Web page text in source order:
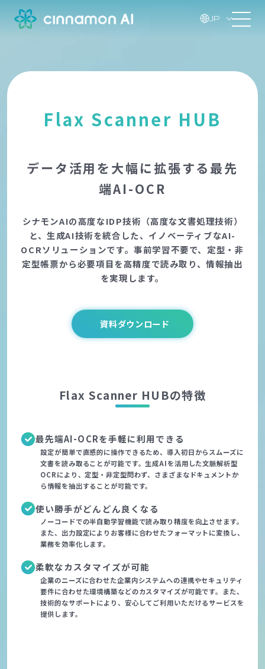
JP
Flax Scanner HUB
データ活用を大幅に拡張する最先
端AI-OCR
シナモンAIの高度なIDP技術（高度な文書処理技術）
と、生成AI技術を統合した、イノベーティブなAI-
OCRソリューションです。事前学習不要で、定型・非
定型帳票から必要項目を高精度で読み取り、情報抽出
を実現します。
資料ダウンロード
Flax Scanner HUBの特徴
最先端AI-OCRを手軽に利用できる
設定が簡単で直感的に操作できるため、導入初日からスムーズに
文書を読み取ることが可能です。生成AIを活用した文脈解析型
OCRにより、定型・非定型問わず、さまざまなドキュメントか
ら情報を抽出することが可能です。
使い勝手がどんどん良くなる
ノーコードでの半自動学習機能で読み取り精度を向上させます。
また、出力設定によりお客様に合わせたフォーマットに変換し、
業務を効率化します。
柔軟なカスタマイズが可能
企業のニーズに合わせた企業内システムへの連携やセキュリティ
要件に合わせた環境構築などのカスタマイズが可能です。また、
技術的なサポートにより、安心してご利用いただけるサービスを
提供します。